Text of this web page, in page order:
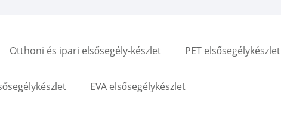
Otthoni és ipari elsősegély-készlet PET elsősegélykészlet
EVA elsősegélykészlet